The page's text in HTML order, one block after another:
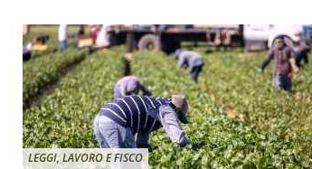
LEGGI, LAVORO E FISCO